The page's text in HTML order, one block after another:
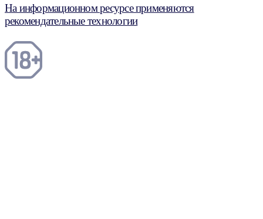
На информационном ресурсе применяются
рекомендательные технологии